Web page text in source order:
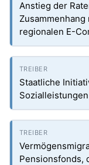
Anstieg der
Zusammenhang
regionalen E-
Staatliche
Pensionsfonds,